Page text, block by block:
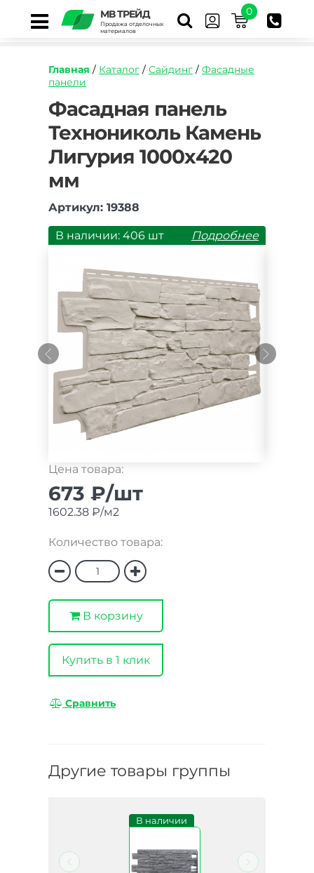
МВ ТРЕЙД
Продажа отделочных
материалов
0
Главная / Каталог / Сайдинг / Фасадные
панели
https://mvtrade.ru/images/id/normal/
panel-
tekhnonikol-
kamen-
liguriya-
1000h420-
mm.jpg
Фасадная панель
Технониколь Камень
Лигурия 1000х420
мм
Артикул: 19388
В наличии: 406 шт Подробнее
Цена товара:
673 ₽/шт
1602.38 ₽/м2
Количество товара:
В корзину
Купить в 1 клик
Сравнить
Другие товары группы
В наличии